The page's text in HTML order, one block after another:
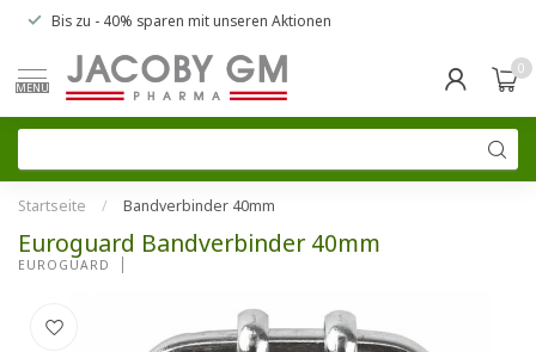
Bis zu - 40% sparen mit unseren Aktionen
MENU
0
Startseite / Bandverbinder 40mm
Euroguard Bandverbinder 40mm
EUROGUARD